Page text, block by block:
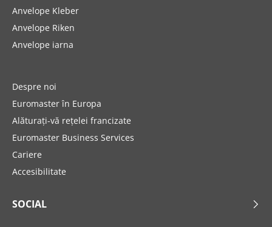
Anvelope Kleber
Anvelope Riken
Anvelope iarna
Despre noi
Euromaster în Europa
Alăturați-vă rețelei francizate
Euromaster Business Services
Cariere
Accesibilitate
SOCIAL